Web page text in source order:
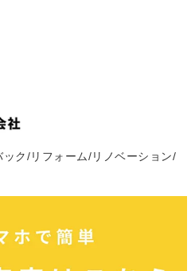
ク/リフォーム/リノベーション/